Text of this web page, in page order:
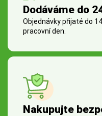
Dodáváme do
Objednávky přijaté do
pracovní den.
Nakupujte